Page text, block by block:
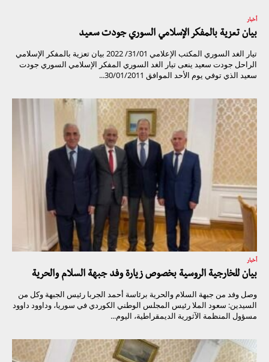
أخبار
بيان تعزية بالمفكر الإسلامي السوري جودت سعيد
تيار الغد السوري المكتب الإعلامي 31/01/ 2022 بيان تعزية بالمفكر الإسلامي
الراحل جودت سعيد ينعى تيار الغد السوري المفكر الإسلامي السوري جودت
سعيد الذي توفي يوم الأحد الموافق 30/01/2011...
أخبار
بيان للخارجية الروسية بخصوص زيارة وفد جبهة السلام والحرية
وصل وفد من جبهة السلام والحرية برئاسة أحمد الجربا رئيس الجبهة وكل من
السيدين: سعود الملا رئيس المجلس الوطني الكوردي في سوريا، وداوود داوود
مسؤول المنظمة الآثورية الديمقراطية، اليوم...